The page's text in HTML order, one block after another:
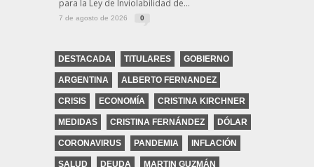
para la Ley de Inviolabilidad de...
7 de agosto de 2026 0
DESTACADA TITULARES GOBIERNO
ARGENTINA ALBERTO FERNANDEZ
CRISIS ECONOMÍA CRISTINA KIRCHNER
MEDIDAS CRISTINA FERNÁNDEZ DÓLAR
CORONAVIRUS PANDEMIA INFLACIÓN
SALUD DEUDA MARTIN GUZMÁN